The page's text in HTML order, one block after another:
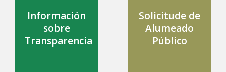
Información
sobre
Transparencia
Solicitude de
Alumeado
Público